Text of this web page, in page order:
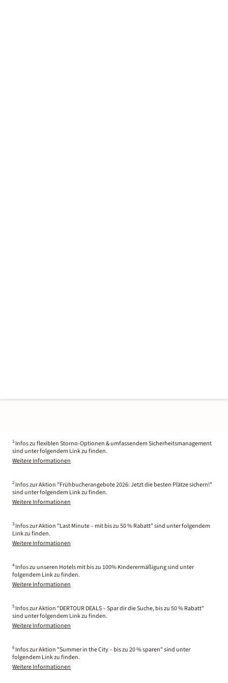
1 Infos zu flexiblen Storno-Optionen & umfassendem Sicherheitsmanagement
sind unter folgendem Link zu finden.
Weitere Informationen
2 Infos zur Aktion "Frühbucherangebote 2026: Jetzt die besten Plätze sichern!"
sind unter folgendem Link zu finden.
Weitere Informationen
3 Infos zur Aktion "Last Minute – mit bis zu 50 % Rabatt" sind unter folgendem
Link zu finden.
Weitere Informationen
4 Infos zu unseren Hotels mit bis zu 100% Kinderermäßigung sind unter
folgendem Link zu finden.
Weitere Informationen
5 Infos zur Aktion "DERTOUR DEALS – Spar dir die Suche, bis zu 50 % Rabatt"
sind unter folgendem Link zu finden.
Weitere Informationen
6 Infos zur Aktion "Summer in the City – bis zu 20 % sparen" sind unter
folgendem Link zu finden.
Weitere Informationen